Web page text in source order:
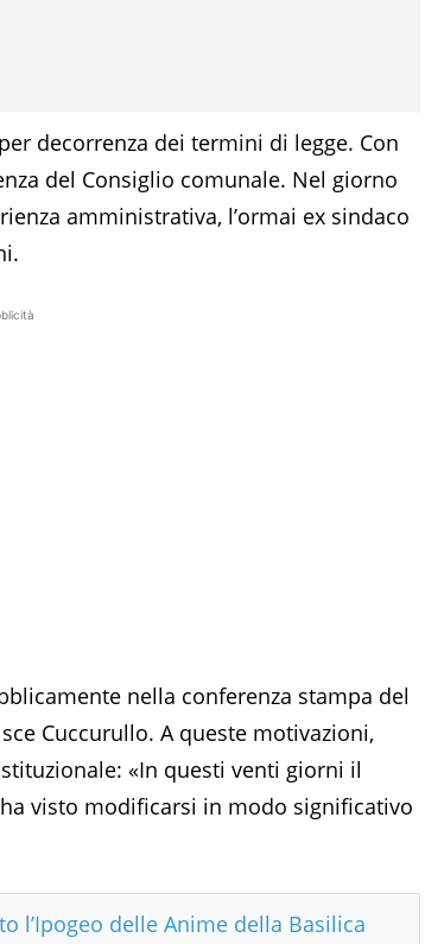
decorrenza dei termini di legge. Con
del Consiglio comunale. Nel giorno
amministrativa, l’ormai ex sindaco
nella conferenza stampa del
Cuccurullo. A queste motivazioni,
«In questi venti giorni il
visto modificarsi in modo significativo
l’Ipogeo delle Anime della Basilica